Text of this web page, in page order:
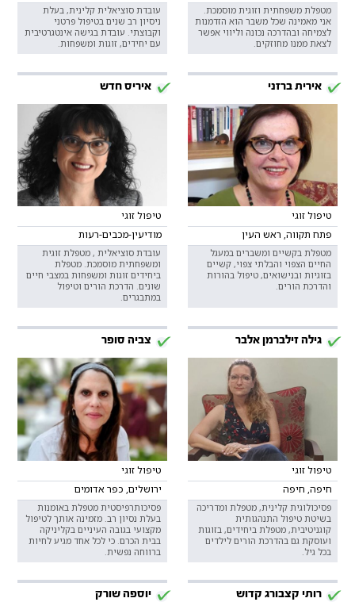
מטפלת משפחתית וזוגית מוסמכת.
אני מאמינה שכל משבר הוא הזדמנות
לצמיחה ובהדרכה נכונה וליווי אפשר
לצאת ממנו מחוזקים.
עובדת סוציאלית קלינית, בעלת
ניסיון רב שנים בטיפול פרטני
וקבוצתי. עובדת בגישה אינטגרטיבית
עם יחידים, זוגות ומשפחות.
אירית ברזני
טיפול זוגי
פתח תקווה, ראש העין
מטפלת בקשיים ומשברים במעגל
החיים הצפוי והבלתי צפוי, קשיים
בזוגיות ובנישואים, טיפול בהורות
והדרכת הורים.
איריס חדש
טיפול זוגי
מודיעין-מכבים-רעות
עובדת סוציאלית , מטפלת זוגית
ומשפחתית מוסמכת. מטפלת
ביחידים זוגות ומשפחות במצבי חיים
שונים. הדרכת הורים וטיפול
במתבגרים.
גילה זילברמן אלבר
טיפול זוגי
חיפה, חיפה
פסיכולוגית קלינית, מטפלת ומדריכה
בשיטת טיפול התנהגותית
קוגניטיבית, מטפלת ביחידים, בזוגות
ועוסקת גם בהדרכת הורים לילדים
בכל גיל.
צביה סופר
טיפול זוגי
ירושלים, כפר אדומים
פסיכותרפיסטית מטפלת באומנות
בעלת נסיון רב. מזמינה אותך לטיפול
מקצועי בגובה העיניים בקליניקה
בבית הכרם. כי לכל אחד מגיע לחיות
ברווחה נפשית.
רותי קצבורג קדוש יוספה שורק